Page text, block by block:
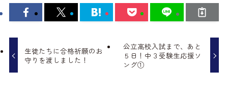
生徒たちに合格祈願のお
守りを渡しました！
公立高校入試まで、あと
５日！中３受験生応援ソ
ング①